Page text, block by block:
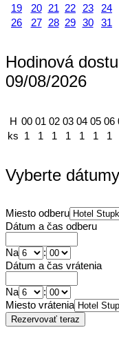
19
20 21 22 23 24
26
27 28 29 30 31
Hodinová
09/08/2026
H 00 01 02 03 04 05 06
ks 1 1 1 1 1 1 1
Vyberte
Miesto odberu
Dátum a čas odberu
Na
:
Dátum a čas vrátenia
Na
:
Miesto vrátenia